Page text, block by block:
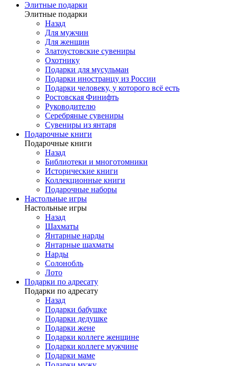
Элитные подарки
Элитные подарки
Назад
Для мужчин
Для женщин
Златоустовские сувениры
Охотнику
Подарки для мусульман
Подарки иностранцу из России
Подарки человеку, у которого всё есть
Ростовская Финифть
Руководителю
Серебряные сувениры
Сувениры из янтаря
Подарочные книги
Подарочные книги
Назад
Библиотеки и многотомники
Исторические книги
Коллекционные книги
Подарочные наборы
Настольные игры
Настольные игры
Назад
Шахматы
Янтарные нарды
Янтарные шахматы
Нарды
Солонобль
Лото
Подарки по адресату
Подарки по адресату
Назад
Подарки бабушке
Подарки дедушке
Подарки жене
Подарки коллеге женщине
Подарки коллеге мужчине
Подарки маме